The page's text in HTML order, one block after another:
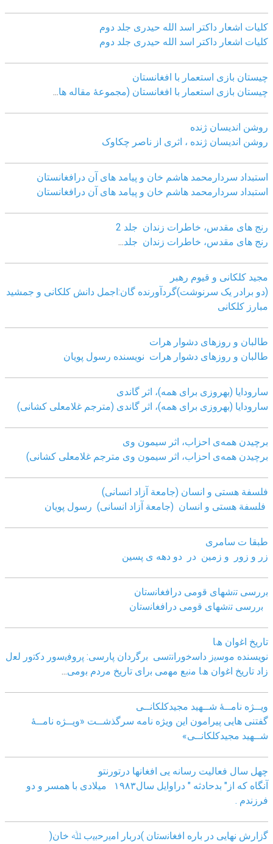
کلیات اشعار داکتر اسد الله حیدری جلد دوم
کلیات اشعار داکتر اسد الله حیدری جلد دوم
چيستان بازی استعمار با افغانستان
چيستان بازی استعمار با افغانستان (مجموعۀ مقاله ها
روشن اندیسان ژنده
روشن اندیسان ژنده ، اثری از ناصر چکاوک
استبداد سردارمحمد هاشم خان و پیامد های آن درافغانستان
استبداد سردارمحمد هاشم خان و پیامد های آن درافغانستان
رنج های مقدس، خاطرات زندان جلد 2
رنج های مقدس، خاطرات زندان جلد
مجید کلکانی و قیوم رهبر
(دو برادر یک سرنوشت)گردآورنده گان:اجمل دانش کلکانی و جمشید
مبارز کلکانی
طالبان و روزهای دشوار هرات
طالبان و روزهای دشوار هرات نویسنده رسول پویان
سارودایا (بهروزی برای همه)، اثر گاندی
سارودایا (بهروزی برای همه)، اثر گاندی (مترجم غلامعلی کشانی)
برچیدن همه‌ی احزاب، اثر سیمون وی
برچیدن همه‌ی احزاب، اثر سیمون وی مترجم غلامعلی کشانی)
فلسفة هستی و انسان (جامعة آزاد انسانی)
فلسفة هستی و انسان (جامعة آزاد انسانی) رسول پویان
طبقا ت سامری
زر و زور و زمین در دو دهه ی پسین
ﺑررﺳﯽ ﺗﻧﺷﮭﺎی ﻗوﻣﯽ دراﻓﻐﺎﻧﺳﺗﺎن
ﺑررﺳﯽ ﺗﻧﺷﮭﺎی ﻗوﻣﯽ دراﻓﻐﺎﻧﺳﺗﺎن
ﺗﺎرﯾﺦ اﻏوان ھﺎ
نویسنده ﻣوﺳﯾز داﺳﺧوراﻧﺗﺳﯽ ﺑرﮔردان ﭘﺎرﺳﯽ: ﭘروﻓﯾﺳور دﮐﺗور ﻟﻌل
زاد ﺗﺎرﯾﺦ اﻏوان ھﺎ ﻣﻧﺑﻊ ﻣﮭﻣﯽ ﺑرای ﺗﺎرﯾﺦ ﻣردم ﺑوﻣﯽ
ویــژه نامــۀ شــهید مجیدکلکانــی
گفتنی هایی پیرامون این ویژه نامه سرگذشــت «ویــژه نامــۀ
شــهید مجیدکلکانــی»
چهل سال فعالیت رسانه یی افغانها درتورنتو
آنگاه که از" بدحادثه " دراوایل سال۱۹۸۳ میلادی با همسر و دو
فرزندم .
ﮔزارش ﻧﮭﺎﯾﯽ در ﺑﺎره اﻓﻐﺎﻧﺳﺗﺎن )درﺑﺎر اﻣﯾرﺣﺑﯾب ﷲ ﺧﺎن(